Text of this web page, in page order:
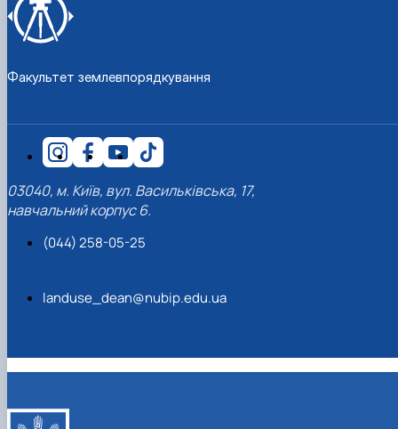
Факультет землевпорядкування
03040, м. Київ, вул. Васильківська, 17,
навчальний корпус 6.
(044) 258-05-25
landuse_dean@nubip.edu.ua